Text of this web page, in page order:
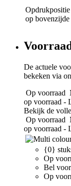
Opdrukpositie
op bovenzijde
De actuele
bekeken via
Op voorraad
op voorraad -
Bekijk de
Op voorraad
op voorraad -
{0}
Op
Bel
Op